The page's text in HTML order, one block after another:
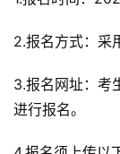
2.报名方式：采
3.报名网址：考
进行报名。